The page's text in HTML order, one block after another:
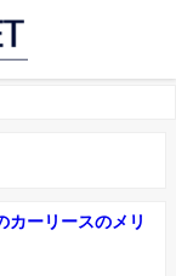
カーリースのメリ